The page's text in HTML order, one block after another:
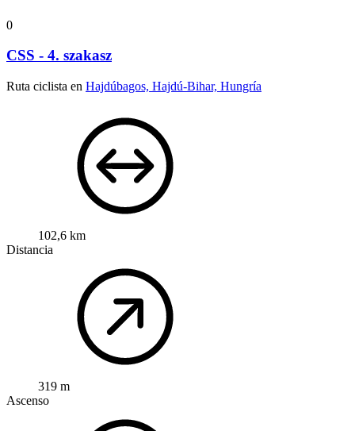
0
CSS - 4. szakasz
Ruta ciclista en Hajdúbagos, Hajdú-Bihar, Hungría
102,6 km
Distancia
319 m
Ascenso